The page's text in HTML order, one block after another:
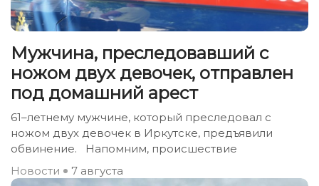
Мужчина, преследовавший с
ножом двух девочек, отправлен
под домашний арест
61–летнему мужчине, который преследовал с
ножом двух девочек в Иркутске, предъявили
обвинение. Напомним, происшествие
Новости
7 августа